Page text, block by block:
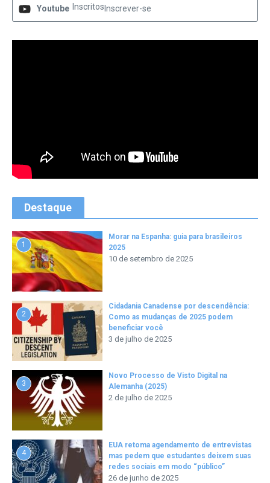
Youtube Inscritos Inscrever-se
Destaque
1
Morar na Espanha: guia para brasileiros
2025
10 de setembro de 2025
2
Cidadania Canadense por descendência:
Como as mudanças de 2025 podem
beneficiar você
3 de julho de 2025
3
Novo Processo de Visto Digital na
Alemanha (2025)
2 de julho de 2025
4
EUA retoma agendamento de entrevistas
mas pedem que estudantes deixem suas
redes sociais em modo “público”
26 de junho de 2025